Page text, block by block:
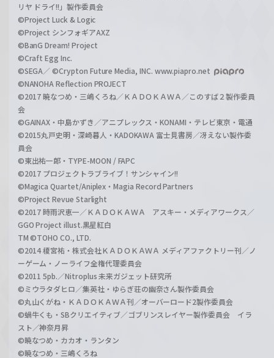
リヤ ドライ!!」製作委員会
©Project Luck & Logic
©Project シンフォギアAXZ
©BanG Dream! Project
©Craft Egg Inc.
©SEGA／ ©Crypton Future Media, INC. www.piapro.net
©NANOHA Reflection PROJECT
©2017 暁なつめ・三嶋くろね／ＫＡＤＯＫＡＷＡ／このすば２製作委員
会
©GAINAX・中島かずき／アニプレックス・KONAMI・テレビ東京・電通
©2015丸戸史明・深崎暮人・KADOKAWA 富士見書房／冴えない製作委
員会
©東出祐一郎・TYPE-MOON / FAPC
©2017 プロジェクトラブライブ！サンシャイン!!
©Magica Quartet/Aniplex・Magia Record Partners
©Project Revue Starlight
©2017 時雨沢恵一／ＫＡＤＯＫＡＷＡ アスキー・メディアワークス／
GGO Project illust.黒星紅白
TM ©TOHO CO., LTD.
©2014 榎宮祐・株式会社ＫＡＤＯＫＡＷＡ メディアファクトリー刊／ノ
ーゲーム・ノーライフ全権代理委員会
©2011 5pb.／Nitroplus 未来ガジェット研究所
©ミウラタダヒロ／集英社・ゆらぎ荘の幽奈さん製作委員会
©丸山くがね・ＫＡＤＯＫＡＷＡ刊／オーバーロード2製作委員会
©蝸牛くも・SBクリエイティブ／ゴブリンスレイヤー製作委員会 イラ
スト／神奈月昇
©暁なつめ・カカオ・ランタン
©暁なつめ・三嶋くろね